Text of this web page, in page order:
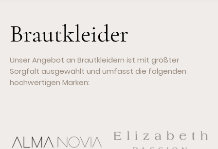
Brautkleider
Unser Angebot an Brautkleidern ist mit größter
Sorgfalt ausgewählt und umfasst die folgenden
hochwertigen Marken: